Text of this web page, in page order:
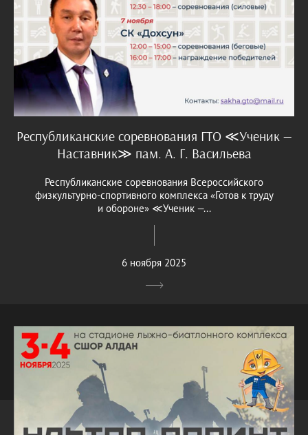
Республиканские соревнования ГТО ≪Ученик —
Наставник≫ пам. А. Г. Васильева
Республиканские соревнования Всероссийского
физкультурно-спортивного комплекса «Готов к труду
и обороне» ≪Ученик —...
6 ноября 2025